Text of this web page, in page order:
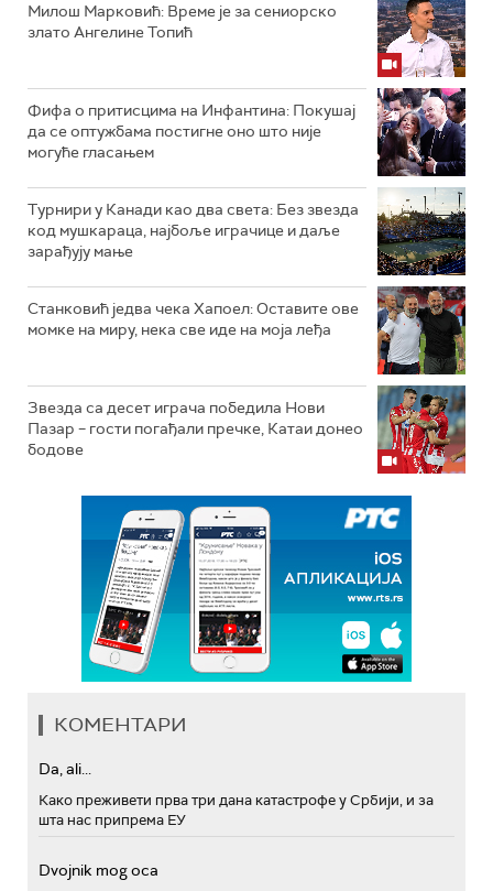
Милош Марковић: Време је за сениорско
злато Ангелине Топић
Фифа о притисцима на Инфантина: Покушај
да се оптужбама постигне оно што није
могуће гласањем
Турнири у Канади као два света: Без звезда
код мушкараца, најбоље играчице и даље
зарађују мање
Станковић једва чека Хапоел: Оставите ове
момке на миру, нека све иде на моја леђа
Звезда са десет играча победила Нови
Пазар – гости погађали пречке, Катаи донео
бодове
КОМЕНТАРИ
Da, ali...
Како преживети прва три дана катастрофе у Србији, и за
шта нас припрема ЕУ
Dvojnik mog oca